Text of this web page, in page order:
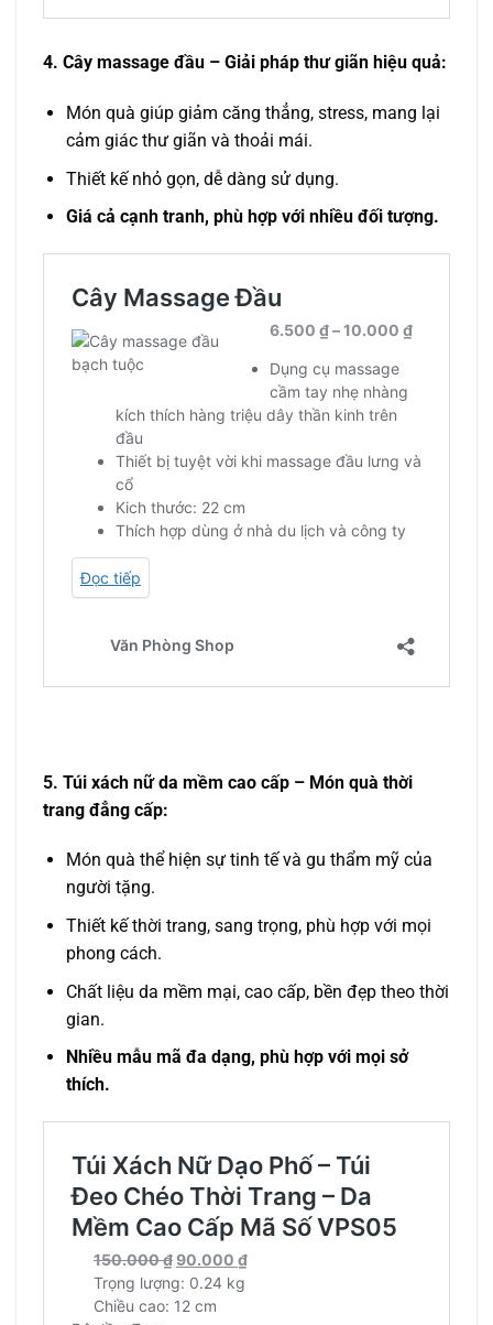
4. Cây massage đầu – Giải pháp thư giãn hiệu quả:
Món quà giúp giảm căng thẳng, stress, mang lại
cảm giác thư giãn và thoải mái.
Thiết kế nhỏ gọn, dễ dàng sử dụng.
Giá cả cạnh tranh, phù hợp với nhiều đối tượng.
5. Túi xách nữ da mềm cao cấp – Món quà thời
trang đẳng cấp:
Món quà thể hiện sự tinh tế và gu thẩm mỹ của
người tặng.
Thiết kế thời trang, sang trọng, phù hợp với mọi
phong cách.
Chất liệu da mềm mại, cao cấp, bền đẹp theo thời
gian.
Nhiều mẫu mã đa dạng, phù hợp với mọi sở
thích.